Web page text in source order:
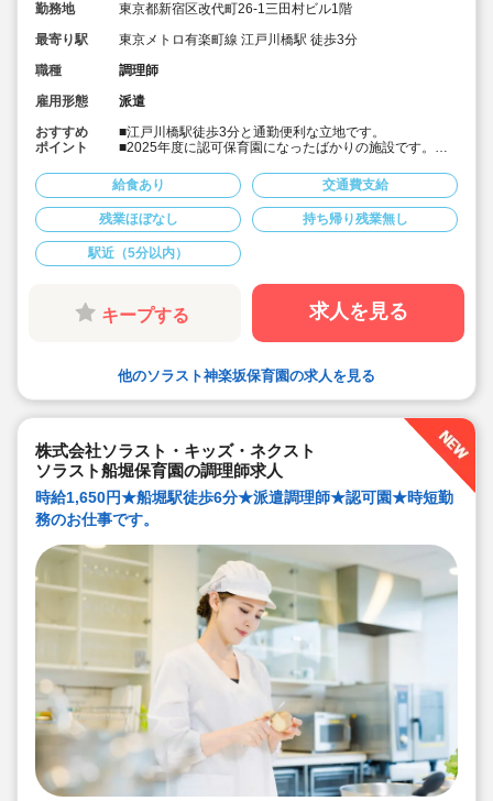
勤務地
東京都新宿区改代町26-1三田村ビル1階
最寄り駅
東京メトロ有楽町線 江戸川橋駅 徒歩3分
職種
調理師
雇用形態
派遣
おすすめ
ポイント
■江戸川橋駅徒歩3分と通勤便利な立地です。
■2025年度に認可保育園になったばかりの施設です。
■時給1,650円の調理師求人です。
給食あり 交通費支給
残業ほぼなし 持ち帰り残業無し
駅近（5分以内）
キープする 求人を見る
他のソラスト神楽坂保育園の求人を見る
株式会社ソラスト・キッズ・ネクスト
ソラスト船堀保育園の調理師求人
時給1,650円★船堀駅徒歩6分★派遣調理師★認可園★時短勤
務のお仕事です。